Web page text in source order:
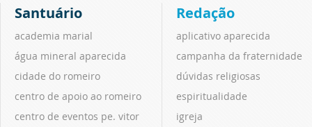
Santuário
academia marial
água mineral aparecida
cidade do romeiro
centro de apoio ao romeiro
centro de eventos pe. vitor
Redação
aplicativo aparecida
campanha da fraternidade
dúvidas religiosas
espiritualidade
igreja